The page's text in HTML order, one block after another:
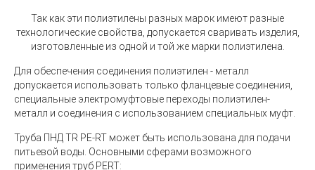
Так как эти полиэтилены разных марок имеют разные
технологические свойства, допускается сваривать изделия,
изготовленные из одной и той же марки полиэтилена.
Для обеспечения соединения полиэтилен - металл
допускается использовать только фланцевые соединения,
специальные электромуфтовые переходы полиэтилен-
металл и соединения с использованием специальных муфт.
Труба ПНД TR PE-RT может быть использована для подачи
питьевой воды. Основными сферами возможного
применения труб PERT: